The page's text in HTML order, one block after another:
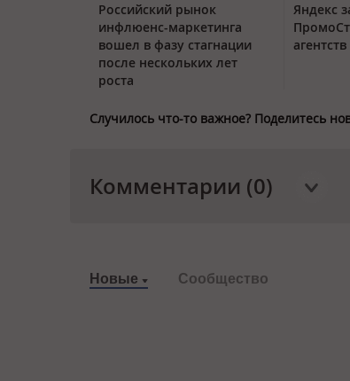
Российский рынок
инфлюенс-маркетинга
вошел в фазу стагнации
после нескольких лет
роста
Яндекс
агентств
Случилось что-то важное? Поделитесь
Комментарии (0)
Новые Сообщество